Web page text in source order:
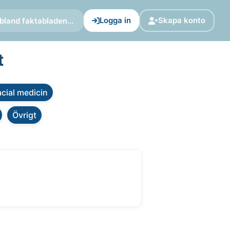
faktabladen... Logga in Skapa konto
medicin
Övrigt